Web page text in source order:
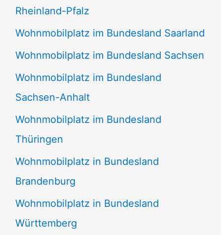
Rheinland-Pfalz
Wohnmobilplatz im Bundesland Saarland
Wohnmobilplatz im Bundesland Sachsen
Wohnmobilplatz im Bundesland
Sachsen-Anhalt
Wohnmobilplatz im Bundesland
Thüringen
Wohnmobilplatz in Bundesland
Brandenburg
Wohnmobilplatz in Bundesland
Württemberg